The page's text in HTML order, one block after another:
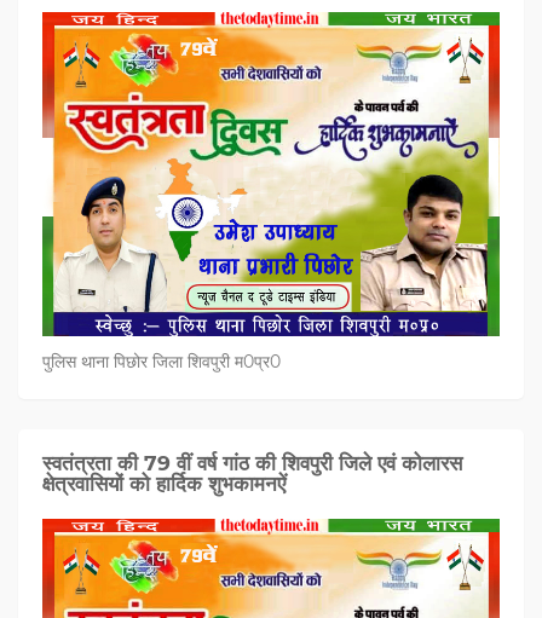
पुलिस थाना पिछोर जिला शिवपुरी म0प्र0
स्वतंत्रता की 79 वीं वर्ष गांठ की शिवपुरी जिले एवं कोलारस
क्षेत्रवासियों को हार्दिक शुभकामनऐं